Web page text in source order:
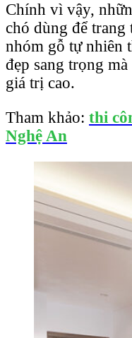
Chính vì vậy,
chó dùng để trang
nhóm gỗ tự nhiên
đẹp sang trọng
giá trị cao.
Tham khảo: thi
Nghệ An